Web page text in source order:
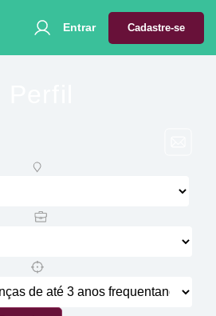
Entrar Cadastre-se